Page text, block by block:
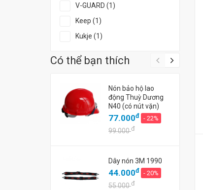
V-GUARD (1)
Keep (1)
Kukje (1)
Có thể bạn thích
Nón bảo hộ lao
động Thuỳ Dương
N40 (có nút vặn)
77.000đ - 22%
99.000đ
Dây nón 3M 1990
44.000đ - 20%
55.000đ